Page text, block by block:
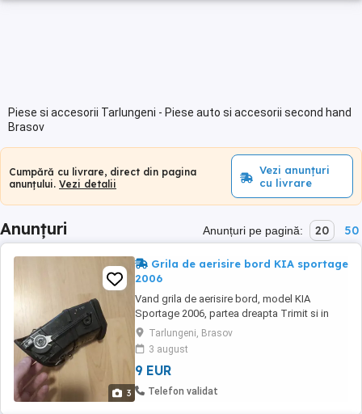
Piese si accesorii Tarlungeni - Piese auto si accesorii second hand
Brasov
Cumpără cu livrare, direct din pagina
anunțului. Vezi detalii
Vezi anunțuri
cu livrare
Anunțuri Anunțuri pe pagină: 20 50
3
Grila de aerisire bord KIA sportage
2006
Vand grila de aerisire bord, model KIA
Sportage 2006, partea dreapta Trimit si in
tara prin serviciul OLX, cu verificare colet, dar
doar cu fan courier. Detalii la telefon
Tarlungeni, Brasov
3 august
9 EUR
Telefon validat